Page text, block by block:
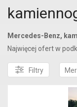
Mercedes-Benz,
Najwięcej ofert w
Filtry